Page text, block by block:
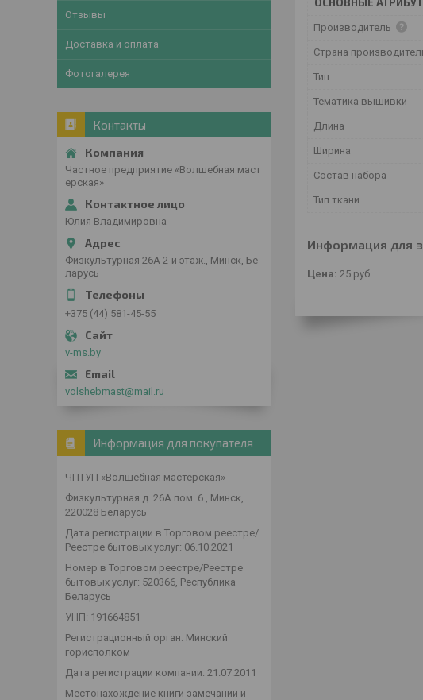
ОСНОВНЫЕ
Производитель
Страна
Тип
Тематика вышивки
Длина
Ширина
Состав набора
Тип ткани
Информация для
Цена: 25 руб.
Отзывы
Доставка и оплата
Фотогалерея
Контакты
Частное предприятие «Волшебная маст
ерская»
Юлия Владимировна
Физкультурная 26А 2-й этаж., Минск, Бе
ларусь
+375 (44) 581-45-55
v-ms.by
volshebmast@mail.ru
Информация для покупателя
ЧПТУП «Волшебная мастерская»
Физкультурная д. 26А пом. 6., Минск,
220028 Беларусь
Дата регистрации в Торговом реестре/
Реестре бытовых услуг: 06.10.2021
Номер в Торговом реестре/Реестре
бытовых услуг: 520366, Республика
Беларусь
УНП: 191664851
Регистрационный орган: Минский
горисполком
Дата регистрации компании: 21.07.2011
Местонахождение книги замечаний и